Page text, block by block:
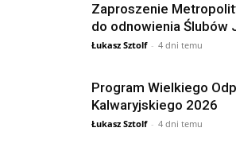
Zaproszenie
do odnowienia Ślubów
Łukasz Sztolf - 4 dni temu
Program Wielkiego
Kalwaryjskiego 2026
Łukasz Sztolf - 4 dni temu